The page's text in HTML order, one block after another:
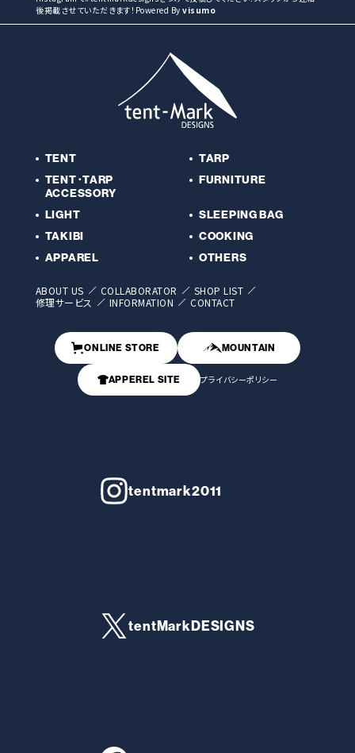
後掲載させていただきます！Powered By visumo
TENT
TARP
TENT･TARP
ACCESSORY
FURNITURE
LIGHT
SLEEPING BAG
TAKIBI
COOKING
APPAREL
OTHERS
ABOUT US COLLABORATOR
SHOP LIST
修理サービス
INFORMATION CONTACT
ONLINE STORE MOUNTAIN
APPEREL SITE プライバシーポリシー
tentmark2011
tentMarkDESIGNS